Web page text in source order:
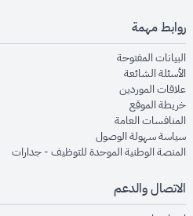
روابط مهمة
البيانات المفتوحةopens in new window
الأسئلة الشائعةopens in new window
علاقات الموردينopens in new window
خريطة الموقعopens in new window
المنافسات العامةopens in new window
سياسة سهولة الوصولin new window
المنصة الوطنية الموحدة للتوظيف - جدارات
الاتصال والدعم